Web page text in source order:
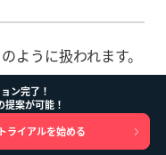
ように扱われます。
を押すことが少なく
いる家庭、医療機器
ーク比率が高い家庭
ン完了！
案が可能！
ライアルを始める